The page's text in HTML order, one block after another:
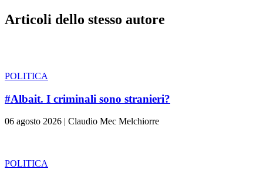
Articoli dello stesso autore
POLITICA
#Albait. I criminali sono stranieri?
06 agosto 2026 | Claudio Mec Melchiorre
POLITICA